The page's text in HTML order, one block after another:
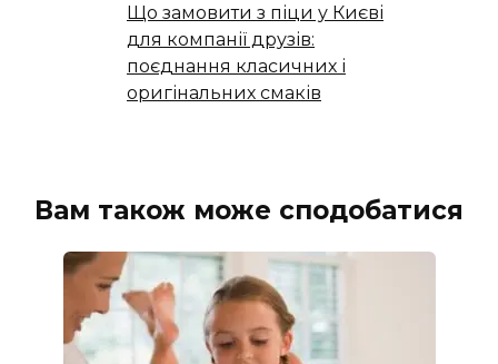
Що замовити з піци у Києві
для компанії друзів:
поєднання класичних і
оригінальних смаків
Вам також може сподобатися